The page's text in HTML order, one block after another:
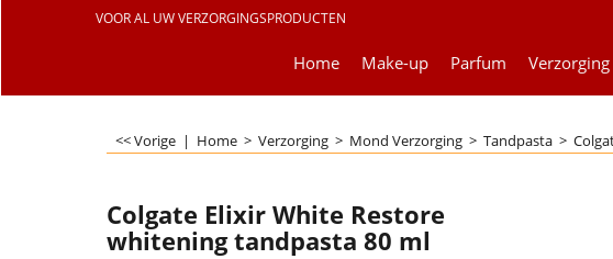
VOOR AL UW VERZORGINGSPRODUCTEN
Home Make-up Parfum Verzorging
<< Vorige | Home > Verzorging > Mond Verzorging > Tandpasta >
Colgate Elixir White Restore
whitening tandpasta 80 ml